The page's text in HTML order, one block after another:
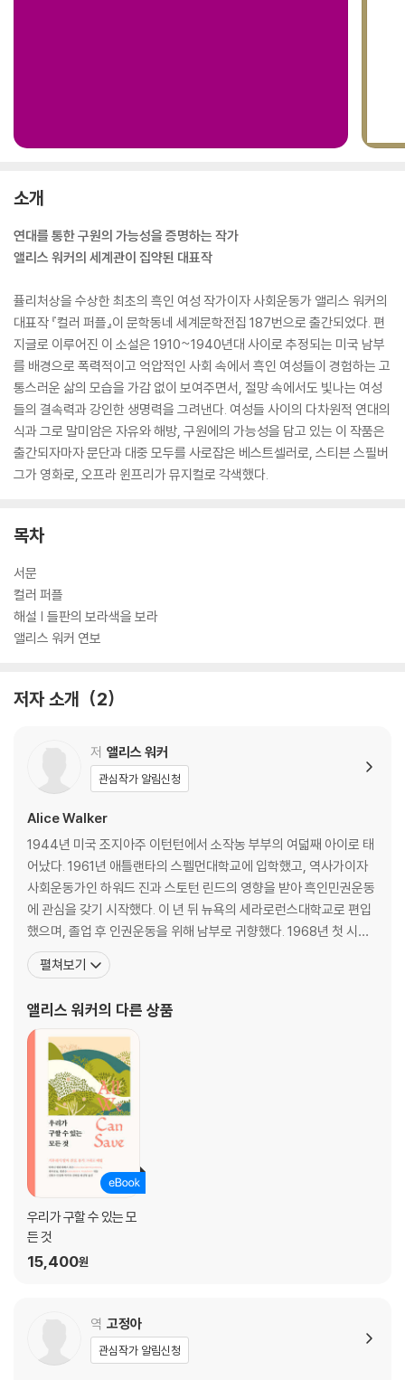
소개
연대를 통한 구원의 가능성을 증명하는 작가
앨리스 워커의 세계관이 집약된 대표작
퓰리처상을 수상한 최초의 흑인 여성 작가이자 사회운동가 앨리스 워커의
대표작 『컬러 퍼플』이 문학동네 세계문학전집 187번으로 출간되었다. 편
지글로 이루어진 이 소설은 1910~1940년대 사이로 추정되는 미국 남부
를 배경으로 폭력적이고 억압적인 사회 속에서 흑인 여성들이 경험하는 고
통스러운 삶의 모습을 가감 없이 보여주면서, 절망 속에서도 빛나는 여성
들의 결속력과 강인한 생명력을 그려낸다. 여성들 사이의 다차원적 연대의
식과 그로 말미암은 자유와 해방, 구원에의 가능성을 담고 있는 이 작품은
출간되자마자 문단과 대중 모두를 사로잡은 베스트셀러로, 스티븐 스필버
그가 영화로, 오프라 윈프리가 뮤지컬로 각색했다.
목차
서문
컬러 퍼플
해설 | 들판의 보라색을 보라
앨리스 워커 연보
저자 소개 2
저 앨리스 워커
관심작가 알림신청
Alice Walker
1944년 미국 조지아주 이턴턴에서 소작농 부부의 여덟째 아이로 태
어났다. 1961년 애틀랜타의 스펠먼대학교에 입학했고, 역사가이자
사회운동가인 하워드 진과 스토턴 린드의 영향을 받아 흑인민권운동
에 관심을 갖기 시작했다. 이 년 뒤 뉴욕의 세라로런스대학교로 편입
했으며, 졸업 후 인권운동을 위해 남부로 귀향했다. 1968년 첫 시집
『한때』를 발표하고 1970년 첫 장편소설 『그레인지 코플랜드의 세번
째 인생』을 출간했다. 웰즐리대학교와 매사추세츠대학교 등 여러 대
튜니아』, 장편소설 『머리디언』 등의 작품을
펼쳐보기
앨리스 워커의 다른 상품
우리가 구할 수 있는 모
든 것
15,400원
역 고정아
관심작가 알림신청